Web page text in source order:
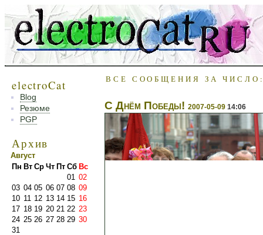
electroCat
Blog
Резюме
PGP
Архив
Август
Пн Вт Ср Чт Пт Сб Вс
01 02
03 04 05 06 07 08 09
10 11 12 13 14 15 16
17 18 19 20 21 22 23
24 25 26 27 28 29 30
31
ВСЕ СООБЩЕНИЯ ЗА ЧИСЛО:
С Днём Победы! 2007-05-09 14:06